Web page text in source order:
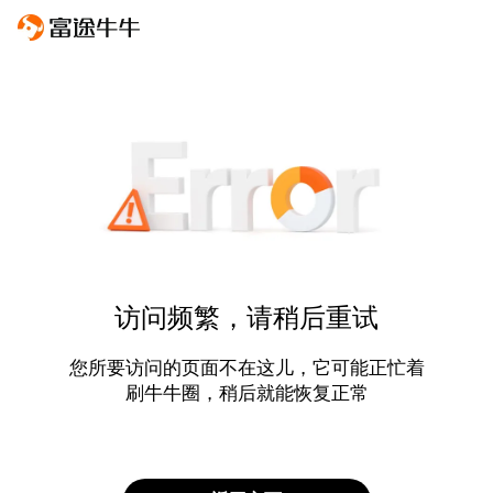
访问频繁，请稍后重试
您所要访问的页面不在这儿，它可能正忙着
刷牛牛圈，稍后就能恢复正常